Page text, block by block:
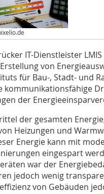
IT-Dienstleister
von
für Bau-, Stadt- und
kommunikationsfähige
der
der gesamten
Heizungen und
Energie kann mit
eingespart
war der
jedoch wenig
von Gebäuden